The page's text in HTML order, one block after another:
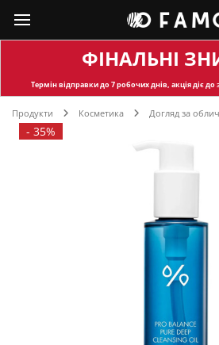
ФІНАЛЬНІ
Термін відправкидо 7 робочих днів, акція діє до
Продукти Косметика Догляд за
- 35%